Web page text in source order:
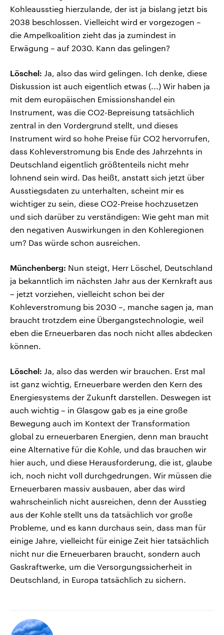
Kohleausstieg hierzulande, der ist ja bislang jetzt bis
2038 beschlossen. Vielleicht wird er vorgezogen –
die Ampelkoalition zieht das ja zumindest in
Erwägung – auf 2030. Kann das gelingen?
Löschel: Ja, also das wird gelingen. Ich denke, diese
Diskussion ist auch eigentlich etwas (...) Wir haben ja
mit dem europäischen Emissionshandel ein
Instrument, was die CO2-Bepreisung tatsächlich
zentral in den Vordergrund stellt, und dieses
Instrument wird so hohe Preise für CO2 hervorrufen,
dass Kohleverstromung bis Ende des Jahrzehnts in
Deutschland eigentlich größtenteils nicht mehr
lohnend sein wird. Das heißt, anstatt sich jetzt über
Ausstiegsdaten zu unterhalten, scheint mir es
wichtiger zu sein, diese CO2-Preise hochzusetzen
und sich darüber zu verständigen: Wie geht man mit
den negativen Auswirkungen in den Kohleregionen
um? Das würde schon ausreichen.
Münchenberg: Nun steigt, Herr Löschel, Deutschland
ja bekanntlich im nächsten Jahr aus der Kernkraft aus
– jetzt vorziehen, vielleicht schon bei der
Kohleverstromung bis 2030 –, manche sagen ja, man
braucht trotzdem eine Übergangstechnologie, weil
eben die Erneuerbaren das noch nicht alles abdecken
können.
Löschel: Ja, also das werden wir brauchen. Erst mal
ist ganz wichtig, Erneuerbare werden den Kern des
Energiesystems der Zukunft darstellen. Deswegen ist
auch wichtig – in Glasgow gab es ja eine große
Bewegung auch im Kontext der Transformation
global zu erneuerbaren Energien, denn man braucht
eine Alternative für die Kohle, und das brauchen wir
hier auch, und diese Herausforderung, die ist, glaube
ich, noch nicht voll durchgedrungen. Wir müssen die
Erneuerbaren massiv ausbauen, aber das wird
wahrscheinlich nicht ausreichen, denn der Ausstieg
aus der Kohle stellt uns da tatsächlich vor große
Probleme, und es kann durchaus sein, dass man für
einige Jahre, vielleicht für einige Zeit hier tatsächlich
nicht nur die Erneuerbaren braucht, sondern auch
Gaskraftwerke, um die Versorgungssicherheit in
Deutschland, in Europa tatsächlich zu sichern.